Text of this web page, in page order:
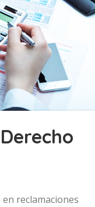
reclamaciones